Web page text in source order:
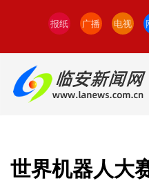
报纸 广播 电视
世界机器人大